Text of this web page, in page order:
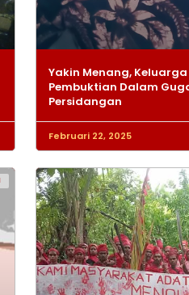
Yakin Menang, Keluarga
Pembuktian Dalam
Persidangan
Februari 22, 2025